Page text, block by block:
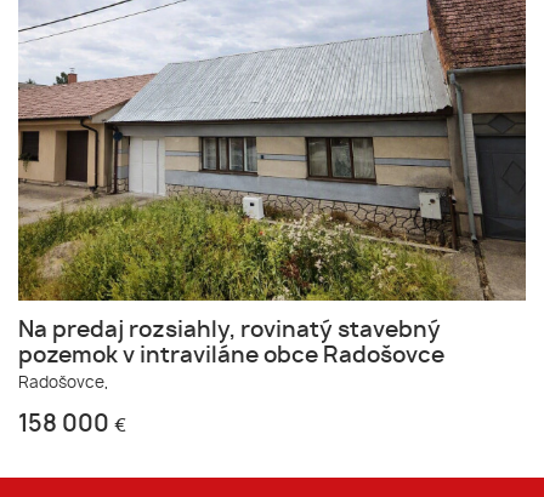
Na predaj rozsiahly, rovinatý stavebný
pozemok v intraviláne obce Radošovce
Radošovce,
158 000 €